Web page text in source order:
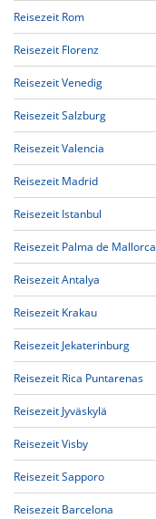
Reisezeit Rom
Reisezeit Florenz
Reisezeit Venedig
Reisezeit Salzburg
Reisezeit Valencia
Reisezeit Madrid
Reisezeit Istanbul
Reisezeit Palma de Mallorca
Reisezeit Antalya
Reisezeit Krakau
Reisezeit Jekaterinburg
Reisezeit Rica Puntarenas
Reisezeit Jyväskylä
Reisezeit Visby
Reisezeit Sapporo
Reisezeit Barcelona